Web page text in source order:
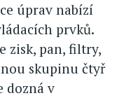
úprav nabízí
prvků.
zisk, pan, filtry,
skupinu čtyř
dozná v